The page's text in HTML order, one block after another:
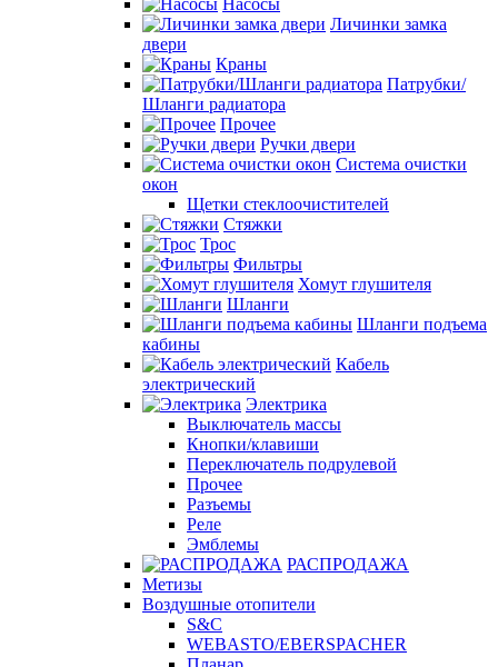
Насосы
Личинки замка
двери
Краны
Патрубки/
Шланги радиатора
Прочее
Ручки двери
Система очистки
окон
Щетки стеклоочистителей
Стяжки
Трос
Фильтры
Хомут глушителя
Шланги
Шланги подъема
кабины
Кабель
электрический
Электрика
Выключатель массы
Кнопки/клавиши
Переключатель подрулевой
Прочее
Разъемы
Реле
Эмблемы
РАСПРОДАЖА
Метизы
Воздушные отопители
S&C
WEBASTO/EBERSPACHER